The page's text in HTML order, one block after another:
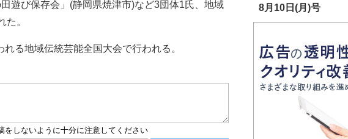
遊び保存会」(静岡県焼津市)など3団体1氏、地域
た。
る地域伝統芸能全国大会で行われる。
8月10日(月)号